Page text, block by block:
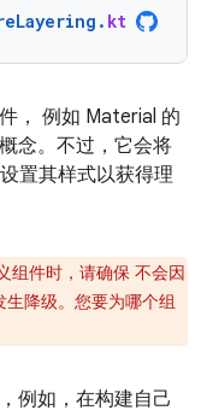
. kt
， 例如 Material 的
念。不过，它会将
设置其样式以获得理
组件时，请确保 不会因
降级。您要为哪个组
例如，在构建自己